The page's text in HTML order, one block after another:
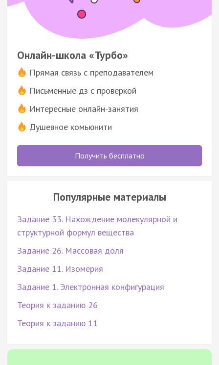
Онлайн-школа «Турбо»
Прямая связь с преподавателем
Письменные дз с проверкой
Интересные онлайн-занятия
Душевное комьюнити
Получить бесплатно
Популярные материалы
Задание 33. Нахождение молекулярной и
структурной формул вещества
Задание 26. Массовая доля
Задание 11. Изомерия
Задание 1. Электронная конфигурация
Теория к заданию 26
Теория к заданию 11